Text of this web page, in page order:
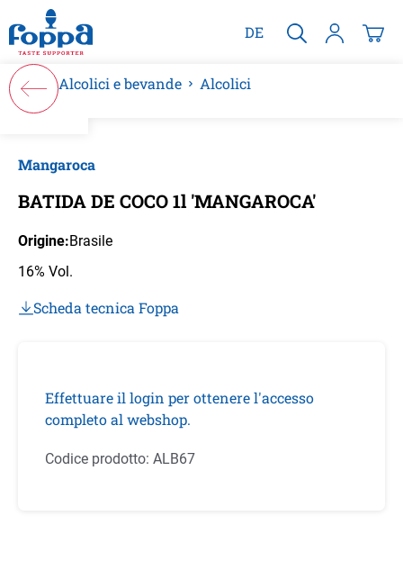
principale
DE
Alcolici e bevande Alcolici
Mangaroca
BATIDA DE COCO 1l 'MANGAROCA'
Origine:Brasile
16% Vol.
Scheda tecnica Foppa
Effettuare il login per ottenere l'accesso
completo al webshop.
Codice prodotto: ALB67